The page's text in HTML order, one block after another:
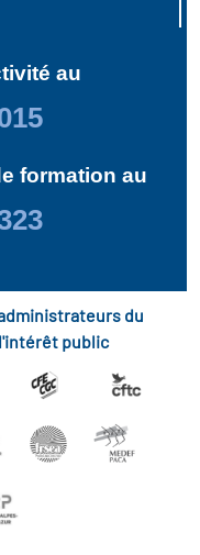
au
formation au
du
public